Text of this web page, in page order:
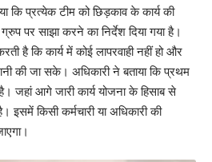
कि प्रत्येक टीम को छिड़काव के कार्य की
पर साझा करने का निर्देश दिया गया है।
है कि कार्य में कोई लापरवाही नहीं हो और
की जा सके। अधिकारी ने बताया कि प्रथम
जहां आगे जारी कार्य योजना के हिसाब से
इसमें किसी कर्मचारी या अधिकारी की